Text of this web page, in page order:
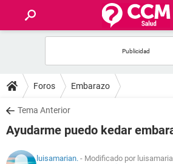
FOROS
SALUD
FAMILIA
Foros Embarazo
Tema Anterior
Ayudarme puedo kedar
luisamarian. - Modificado por